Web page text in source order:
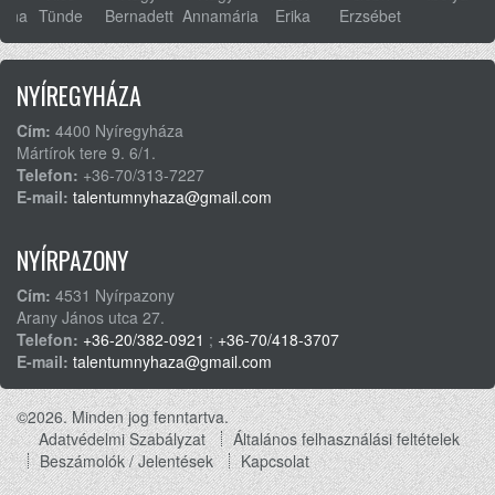
Tünde
Bernadett Annamária
Erika
Erzsébet
NYÍREGYHÁZA
Cím: 4400 Nyíregyháza
Mártírok tere 9. 6/1.
Telefon: +36-70/313-7227
E-mail: talentumnyhaza@gmail.com
NYÍRPAZONY
Cím: 4531 Nyírpazony
Arany János utca 27.
Telefon: +36-20/382-0921 ; +36-70/418-3707
E-mail: talentumnyhaza@gmail.com
©2026. Minden jog fenntartva.
Footer
Adatvédelmi Szabályzat
Általános felhasználási feltételek
Beszámolók / Jelentések
Kapcsolat